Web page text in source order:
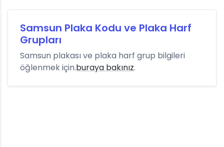
Samsun Plaka Kodu ve Plaka Harf
Grupları
Samsun plakası ve plaka harf grup bilgileri
öğlenmek için.buraya bakınız.